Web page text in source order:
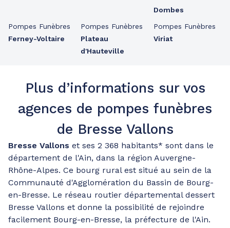
Pompes Funèbres
Ferney-Voltaire
Pompes Funèbres
Plateau
d'Hauteville
Dombes
Pompes Funèbres
Viriat
Plus d’informations sur vos
agences de pompes funèbres
de Bresse Vallons
Bresse Vallons et ses 2 368 habitants* sont dans le
département de l'Ain, dans la région Auvergne-
Rhône-Alpes. Ce bourg rural est situé au sein de la
Communauté d'Agglomération du Bassin de Bourg-
en-Bresse. Le réseau routier départemental dessert
Bresse Vallons et donne la possibilité de rejoindre
facilement Bourg-en-Bresse, la préfecture de l'Ain.